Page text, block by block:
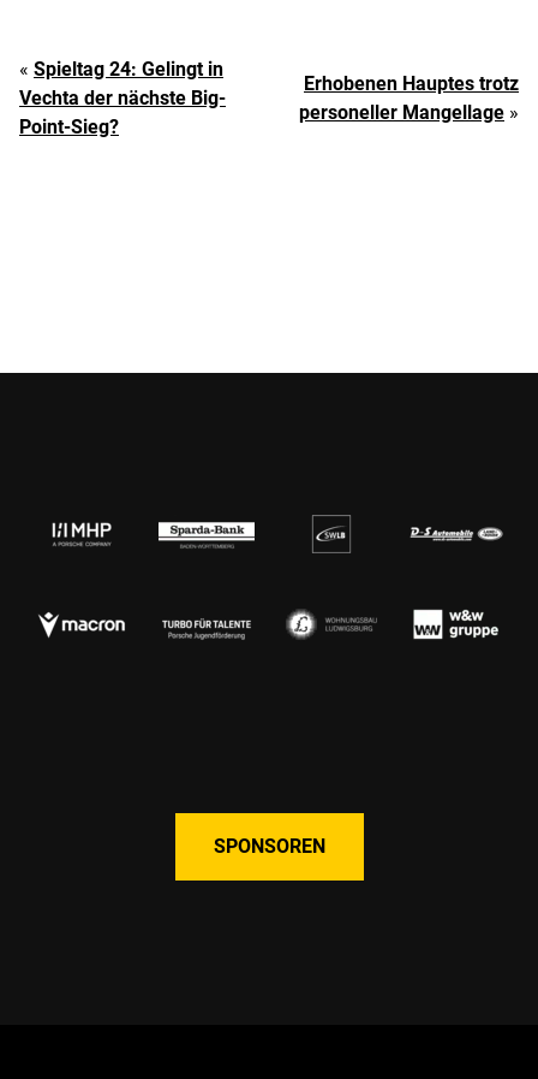
« Spieltag 24: Gelingt in
Vechta der nächste Big-
Point-Sieg?
Erhobenen Hauptes trotz
personeller Mangellage »
SPONSOREN